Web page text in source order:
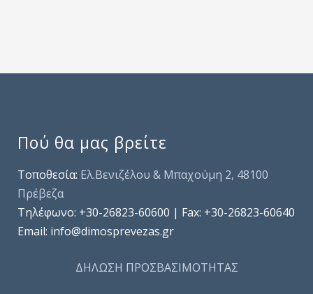
Πού θα μας βρείτε
Τοποθεσία: Ελ.Βενιζέλου & Μπαχούμη 2, 48100
Πρέβεζα
Τηλέφωνo: +30-26823-60600 | Fax: +30-26823-60640
Email: info@dimosprevezas.gr
ΔΗΛΩΣΗ ΠΡΟΣΒΑΣΙΜΟΤΗΤΑΣ